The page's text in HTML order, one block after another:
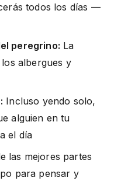
todos los días —
peregrino: La
albergues y
Incluso yendo solo,
alguien en tu
el día
las mejores partes
para pensar y